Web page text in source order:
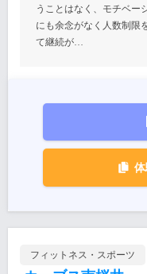
うことはなく、モチベー
にも余念がなく人数制限
て継続が…
フィットネス・スポーツ